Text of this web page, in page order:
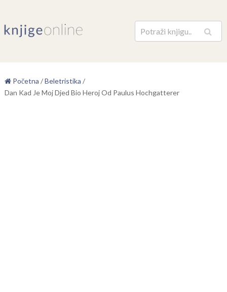
Pretraga
Početna /Beletristika /
Dan Kad Je Moj Djed Bio Heroj Od Paulus Hochgatterer